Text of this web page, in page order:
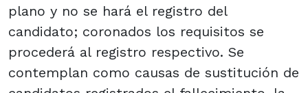
plano y no se hará el registro del
candidato; coronados los requisitos se
procederá al registro respectivo. Se
contemplan como causas de sustitución de